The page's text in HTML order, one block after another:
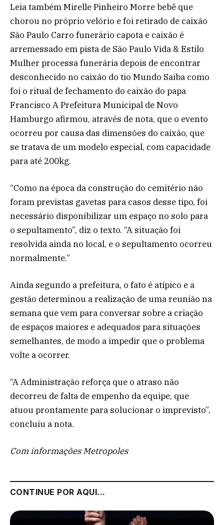
Leia também Mirelle Pinheiro Morre bebê que
chorou no próprio velório e foi retirado de caixão
São Paulo Carro funerário capota e caixão é
arremessado em pista de São Paulo Vida & Estilo
Mulher processa funerária depois de encontrar
desconhecido no caixão do tio Mundo Saiba como
foi o ritual de fechamento do caixão do papa
Francisco A Prefeitura Municipal de Novo
Hamburgo afirmou, através de nota, que o evento
ocorreu por causa das dimensões do caixão, que
se tratava de um modelo especial, com capacidade
para até 200kg.
“Como na época da construção do cemitério não
foram previstas gavetas para casos desse tipo, foi
necessário disponibilizar um espaço no solo para
o sepultamento”, diz o texto. “A situação foi
resolvida ainda no local, e o sepultamento ocorreu
normalmente.”
Ainda segundo a prefeitura, o fato é atípico e a
gestão determinou a realização de uma reunião na
semana que vem para conversar sobre a criação
de espaços maiores e adequados para situações
semelhantes, de modo a impedir que o problema
volte a ocorrer.
“A Administração reforça que o atraso não
decorreu de falta de empenho da equipe, que
atuou prontamente para solucionar o imprevisto”,
concluiu a nota.
Com informações Metropoles
CONTINUE POR AQUI...